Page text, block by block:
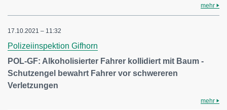
mehr
17.10.2021 – 11:32
Polizeiinspektion Gifhorn
POL-GF: Alkoholisierter Fahrer kollidiert mit Baum -
Schutzengel bewahrt Fahrer vor schwereren
Verletzungen
mehr